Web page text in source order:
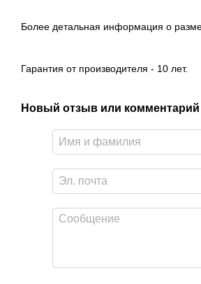
Более детальная информация о
Гарантия от производителя - 10 лет.
Новый отзыв или комментарий